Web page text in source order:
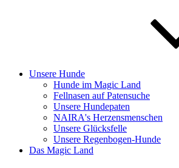
Unsere Hunde
Hunde im Magic Land
Fellnasen auf Patensuche
Unsere Hundepaten
NAIRA's Herzensmenschen
Unsere Glücksfelle
Unsere Regenbogen-Hunde
Das Magic Land